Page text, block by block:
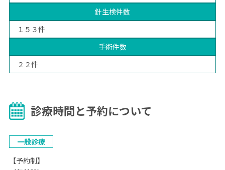
針生検件数
１５３件
手術件数
２２件
診療時間と予約について
⼀般診療
【予約制】